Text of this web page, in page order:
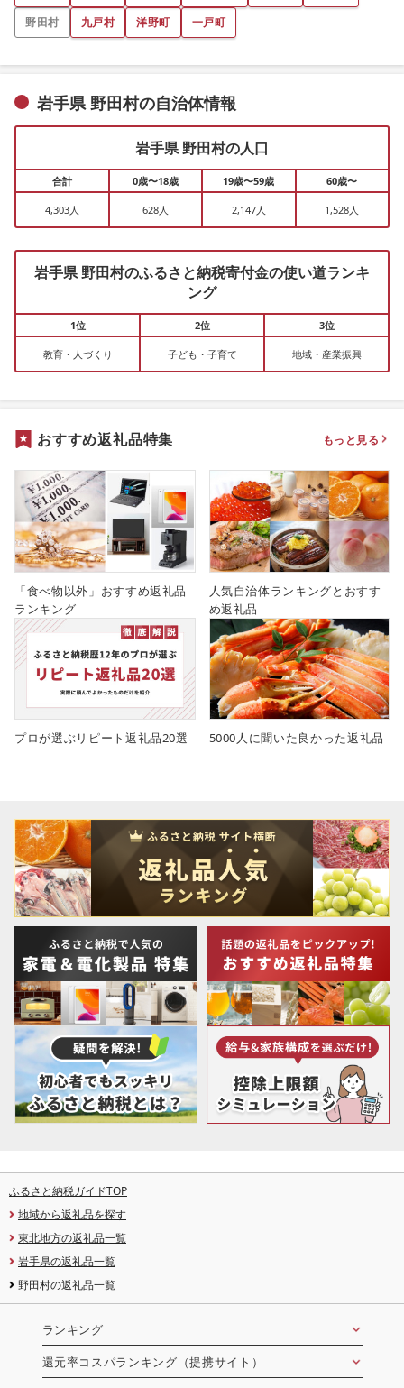
野田村
九戸村 洋野町 一戸町
岩手県 野田村の自治体情報
岩手県 野田村の人口
合計
4,303人
0歳〜18歳
628人
19歳〜59歳
2,147人
60歳〜
1,528人
岩手県 野田村のふるさと納税寄付金の使い道ランキ
ング
1位
教育・人づくり
2位
子ども・子育て
3位
地域・産業振興
おすすめ返礼品特集 もっと見る
「食べ物以外」おすすめ返礼品
ランキング
人気自治体ランキングとおすす
め返礼品
プロが選ぶリピート返礼品20選 5000人に聞いた良かった返礼品
ふるさと納税ガイドTOP
地域から返礼品を探す
東北地方の返礼品一覧
岩手県の返礼品一覧
野田村の返礼品一覧
ランキング
還元率コスパランキング（提携サイト）